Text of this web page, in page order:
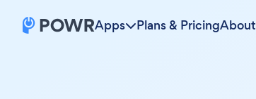
Apps Plans & PricingAbout